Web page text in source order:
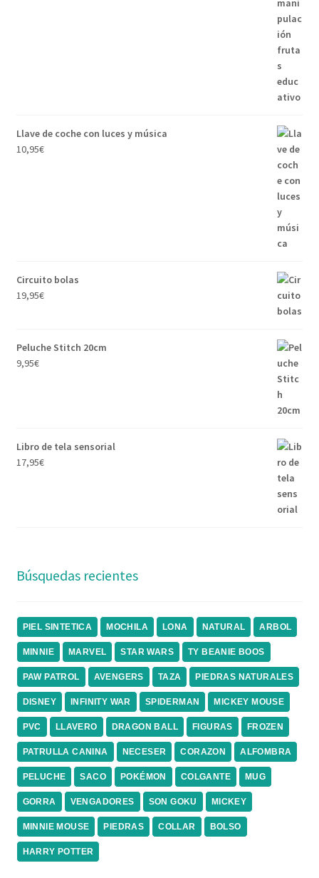
Llave de coche con luces y música
10,95€
Circuito bolas
19,95€
Peluche Stitch 20cm
9,95€
Libro de tela sensorial
17,95€
Búsquedas recientes
PIEL SINTETICA MOCHILA LONA NATURAL ARBOL
MINNIE MARVEL STAR WARS TY BEANIE BOOS
PAW PATROL AVENGERS TAZA PIEDRAS NATURALES
DISNEY INFINITY WAR SPIDERMAN MICKEY MOUSE
PVC LLAVERO DRAGON BALL FIGURAS FROZEN
PATRULLA CANINA NECESER CORAZON ALFOMBRA
PELUCHE SACO POKÉMON COLGANTE MUG
GORRA VENGADORES SON GOKU MICKEY
MINNIE MOUSE PIEDRAS COLLAR BOLSO
HARRY POTTER